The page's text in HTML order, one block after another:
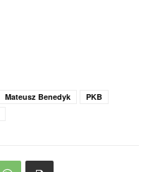
Mateusz Benedyk
PKB